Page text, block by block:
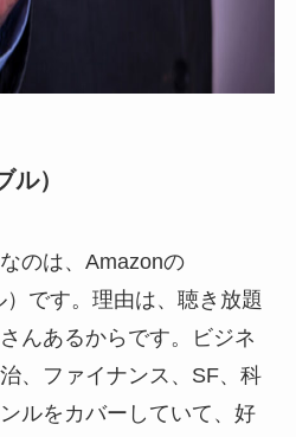
）
のは、Amazonの
です。理由は、聴き放題
んあるからです。ビジネ
、ファイナンス、SF、科
ルをカバーしていて、好